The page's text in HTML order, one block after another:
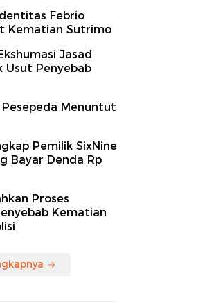
Febrio
Kematian Sutrimo
Jasad
Usut Penyebab
Menuntut
Pemilik SixNine
Bayar Denda Rp
Proses
Kematian